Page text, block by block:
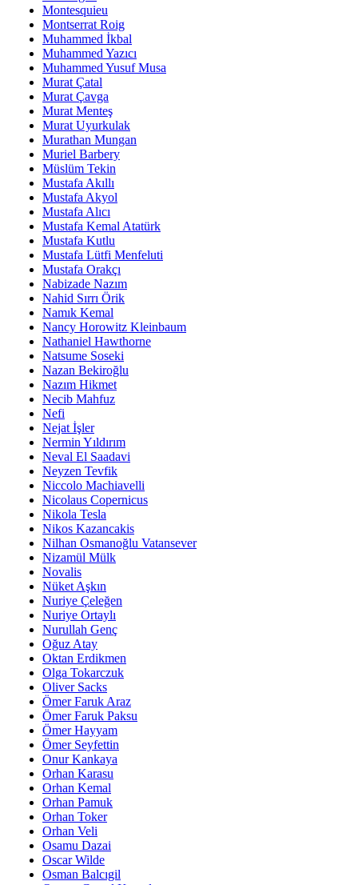
Montesquieu
Montserrat Roig
Muhammed İkbal
Muhammed Yazıcı
Muhammed Yusuf Musa
Murat Çatal
Murat Çavga
Murat Menteş
Murat Uyurkulak
Murathan Mungan
Muriel Barbery
Müslüm Tekin
Mustafa Akıllı
Mustafa Akyol
Mustafa Alıcı
Mustafa Kemal Atatürk
Mustafa Kutlu
Mustafa Lütfi Menfeluti
Mustafa Orakçı
Nabizade Nazım
Nahid Sırrı Örik
Namık Kemal
Nancy Horowitz Kleinbaum
Nathaniel Hawthorne
Natsume Soseki
Nazan Bekiroğlu
Nazım Hikmet
Necib Mahfuz
Nefi
Nejat İşler
Nermin Yıldırım
Neval El Saadavi
Neyzen Tevfik
Niccolo Machiavelli
Nicolaus Copernicus
Nikola Tesla
Nikos Kazancakis
Nilhan Osmanoğlu Vatansever
Nizamül Mülk
Novalis
Nüket Aşkın
Nuriye Çeleğen
Nuriye Ortaylı
Nurullah Genç
Oğuz Atay
Oktan Erdikmen
Olga Tokarczuk
Oliver Sacks
Ömer Faruk Araz
Ömer Faruk Paksu
Ömer Hayyam
Ömer Seyfettin
Onur Kankaya
Orhan Karasu
Orhan Kemal
Orhan Pamuk
Orhan Toker
Orhan Veli
Osamu Dazai
Oscar Wilde
Osman Balcıgil